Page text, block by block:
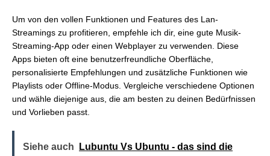
Um von den vollen Funktionen und Features des Lan-
Streamings zu profitieren, empfehle ich dir, eine gute Musik-
Streaming-App oder einen Webplayer zu verwenden. Diese
Apps bieten oft eine benutzerfreundliche Oberfläche,
personalisierte Empfehlungen und zusätzliche Funktionen wie
Playlists oder Offline-Modus. Vergleiche verschiedene Optionen
und wähle diejenige aus, die am besten zu deinen Bedürfnissen
und Vorlieben passt.
Siehe auch
Lubuntu Vs Ubuntu - das sind die